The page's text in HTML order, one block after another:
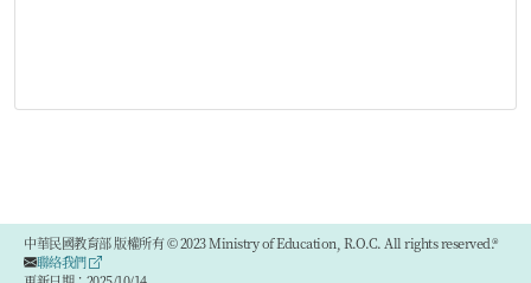
中華民國教育部 版權所有 © 2023 Ministry of Education, R.O.C. All rights reserved.®
聯絡我們